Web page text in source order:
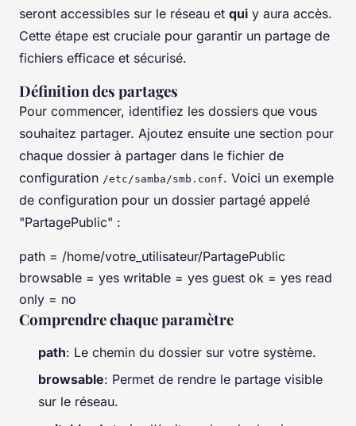
seront accessibles sur le réseau et qui y aura accès.
Cette étape est cruciale pour garantir un partage de
fichiers efficace et sécurisé.
Définition des partages
Pour commencer, identifiez les dossiers que vous
souhaitez partager. Ajoutez ensuite une section pour
chaque dossier à partager dans le fichier de
configuration /etc/samba/smb.conf. Voici un exemple
de configuration pour un dossier partagé appelé
"PartagePublic" :
path = /home/votre_utilisateur/PartagePublic
browsable = yes writable = yes guest ok = yes read
only = no
Comprendre chaque paramètre
path: Le chemin du dossier sur votre système.
browsable: Permet de rendre le partage visible
sur le réseau.